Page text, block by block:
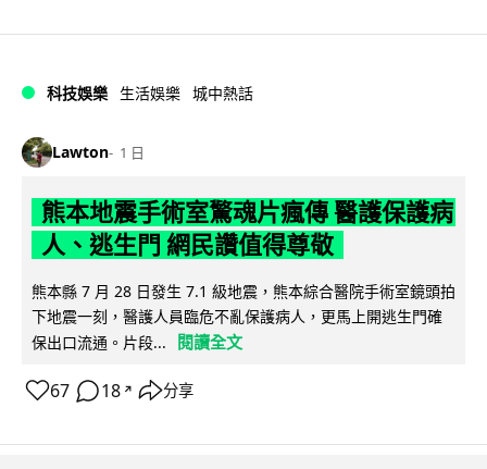
科技娛樂 生活娛樂 城中熱話
Lawton 1 日
熊本地震手術室驚魂片瘋傳 醫護保護病
人、逃生門 網民讚值得尊敬
熊本縣 7 月 28 日發生 7.1 級地震，熊本綜合醫院手術室鏡頭拍
下地震一刻，醫護人員臨危不亂保護病人，更馬上開逃生門確
保出口流通。片段...
閱讀全文
67 18 ↗ 分享